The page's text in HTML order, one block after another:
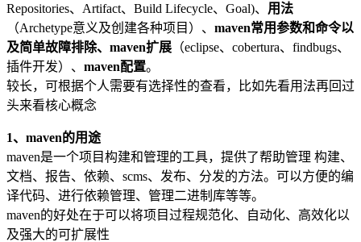
Repositories、Artifact、Build Lifecycle、Goal)、 用法
（Archetype意义及创建各种项目）、 maven常用参数和命令以
及简单故障排除、maven扩展 （eclipse、cobertura、findbugs、
插件开发）、 maven配置。
较长，可根据个人需要有选择性的查看，比如先看用法再回过
头来看核心概念
1、maven的用途
maven是一个项目构建和管理的工具，提供了帮助管理 构建、
文档、报告、依赖、scms、发布、分发的方法。可以方便的编
译代码、进行依赖管理、管理二进制库等等。
maven的好处在于可以将项目过程规范化、自动化、高效化以
及强大的可扩展性